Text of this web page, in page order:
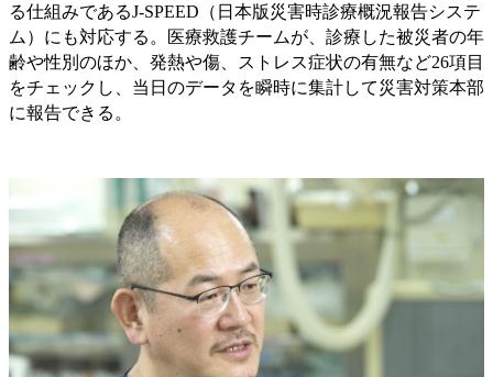
る仕組みであるJ-SPEED（日本版災害時診療概況報告システ
ム）にも対応する。医療救護チームが、診療した被災者の年
齢や性別のほか、発熱や傷、ストレス症状の有無など26項目
をチェックし、当日のデータを瞬時に集計して災害対策本部
に報告できる。